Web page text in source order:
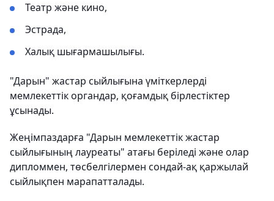
Театр және кино,
Эстрада,
Халық шығармашылығы.
"Дарын" жастар сыйлығына үміткерлерді
мемлекеттiк органдар, қоғамдық бiрлестiктер
ұсынады.
Жеңімпаздарға "Дарын мемлекеттік жастар
сыйлығының лауреаты" атағы беріледі және олар
дипломмен, төсбелгілермен сондай-ақ қаржылай
сыйлықпен марапатталады.